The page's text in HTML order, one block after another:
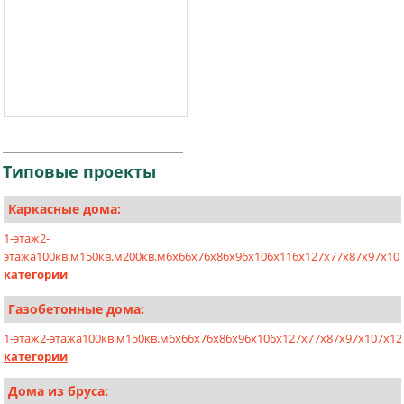
Типовые проекты
Каркасные дома:
1-этаж2-
этажа100кв.м150кв.м200кв.м6х66х76х86х96х106х116х127х77х87х97х10
категории
Газобетонные дома:
1-этаж2-этажа100кв.м150кв.м6x66x76x86x96x106x127x77x87x97x107x12
категории
Дома из бруса: